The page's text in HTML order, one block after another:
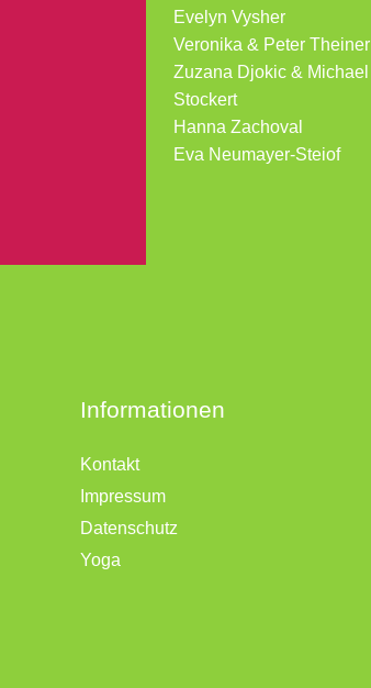
Evelyn Vysher
Veronika & Peter Theiner
Zuzana Djokic & Michael
Stockert
Hanna Zachoval
Eva Neumayer-Steiof
Informationen
Kontakt
Impressum
Datenschutz
Yoga